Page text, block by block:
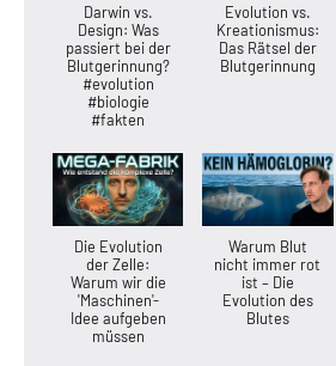
Darwin vs.
Design: Was
passiert bei der
Blutgerinnung?
#evolution
#biologie
#fakten
Evolution vs.
Kreationismus:
Das Rätsel der
Blutgerinnung
Die Evolution
der Zelle:
Warum wir die
'Maschinen'-
Idee aufgeben
müssen
Warum Blut
nicht immer rot
ist – Die
Evolution des
Blutes